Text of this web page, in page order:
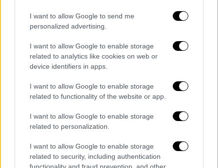
I want to allow Google to send me
personalized advertising.
I want to allow Google to enable storage
related to analytics like cookies on web or
device identifiers in apps.
I want to allow Google to enable storage
related to functionality of the website or app.
I want to allow Google to enable storage
related to personalization.
I want to allow Google to enable storage
related to security, including authentication
functionality and fraud prevention, and other
video
Στη συνέχεια, η Σαλντάνα μίλησε με δάκρυα
γιαγιά της: «Η γιαγιά μου ήρθε σε αυτή τη
χώρα το 1961. Είμαι μια περήφανη κόρη